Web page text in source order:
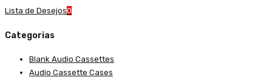
Lista de Desejos0
Categorias
Blank Audio Cassettes
Audio Cassette Cases